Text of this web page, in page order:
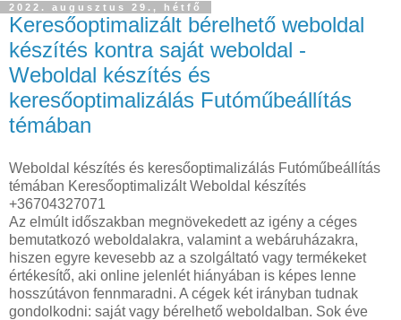
2022. augusztus 29., hétfő
Keresőoptimalizált bérelhető weboldal
készítés kontra saját weboldal -
Weboldal készítés és
keresőoptimalizálás Futóműbeállítás
témában
Weboldal készítés és keresőoptimalizálás Futóműbeállítás
témában Keresőoptimalizált Weboldal készítés
+36704327071
Az elmúlt időszakban megnövekedett az igény a céges
bemutatkozó weboldalakra, valamint a webáruházakra,
hiszen egyre kevesebb az a szolgáltató vagy termékeket
értékesítő, aki online jelenlét hiányában is képes lenne
hosszútávon fennmaradni. A cégek két irányban tudnak
gondolkodni: saját vagy bérelhető weboldalban. Sok éve